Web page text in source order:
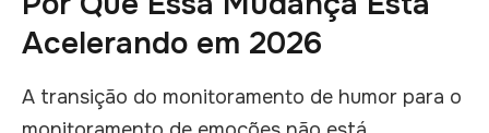
Acelerando em 2026
A transição do monitoramento de humor para o